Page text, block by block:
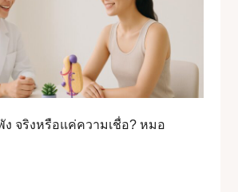
ง จริงหรือแค่ความเชื่อ? หมอ